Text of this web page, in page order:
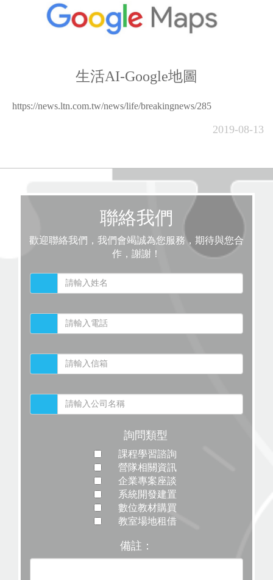
生活AI-Google地圖
https://news.ltn.com.tw/news/life/breakingnews/285
2019-08-13
聯絡我們
歡迎聯絡我們，我們會竭誠為您服務，期待與您合
作，謝謝！
詢問類型
課程學習諮詢
營隊相關資訊
企業專案座談
系統開發建置
數位教材購買
教室場地租借
備註：